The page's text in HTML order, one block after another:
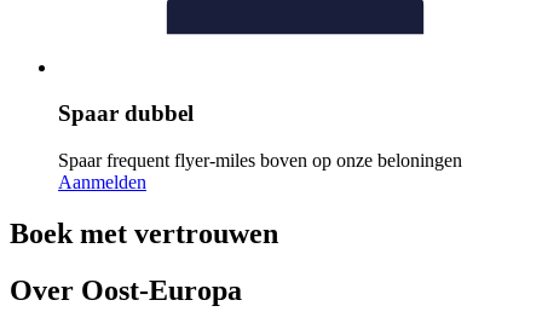
Spaar dubbel
Spaar frequent flyer-miles boven op onze beloningen
Aanmelden
Boek met vertrouwen
Over Oost-Europa